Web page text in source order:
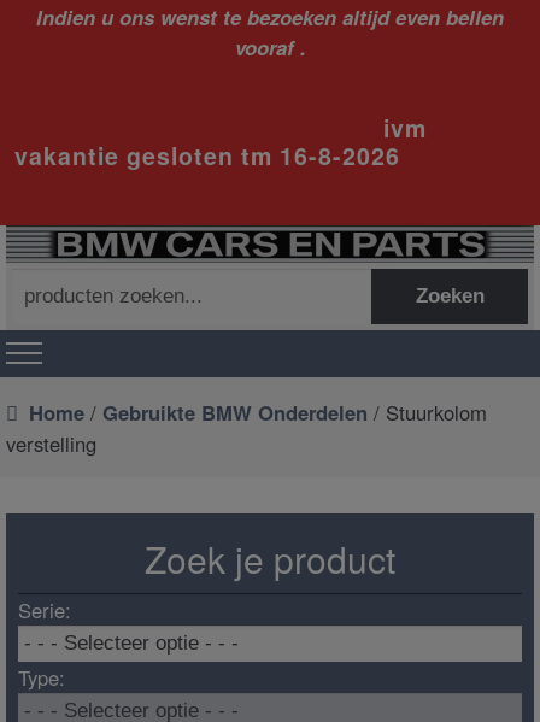
Indien u ons wenst te bezoeken altijd even bellen
vooraf .
ivm
vakantie gesloten tm 16-8-2026
naar:
Zoeken
Home / Gebruikte BMW Onderdelen / Stuurkolom
verstelling
Zoek je product
Serie:
Type: